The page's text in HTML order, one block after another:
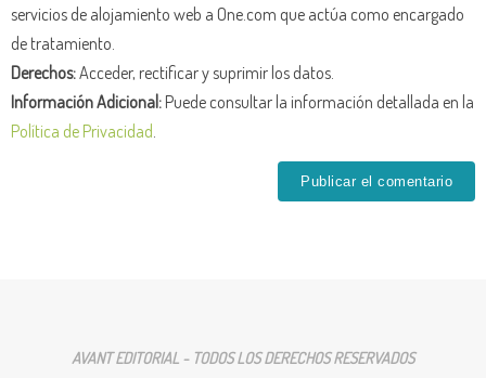
servicios de alojamiento web a One.com que actúa como encargado
de tratamiento.
Derechos:Acceder, rectificar y suprimir los datos.
Información Adicional:Puede consultar la información detallada en la
Política de Privacidad
AVANT EDITORIAL - TODOS LOS DERECHOS RESERVADOS